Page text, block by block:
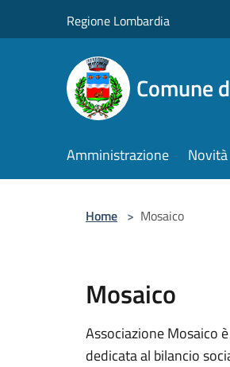
Regione Lombardia
Comune
Amministrazione Novità
Home > Mosaico
Mosaico
Associazione Mosaico
dedicata al bilancio